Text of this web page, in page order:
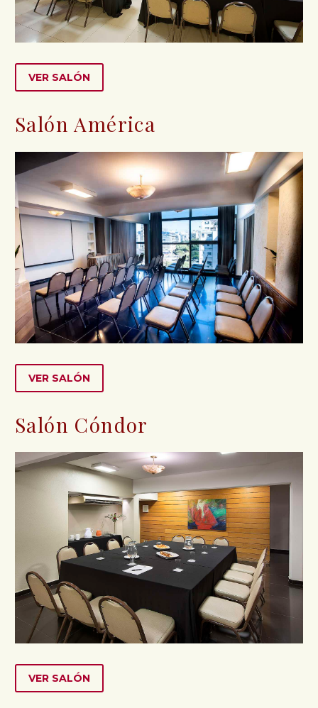
VER SALÓN
Salón América
VER SALÓN
Salón Cóndor
VER SALÓN